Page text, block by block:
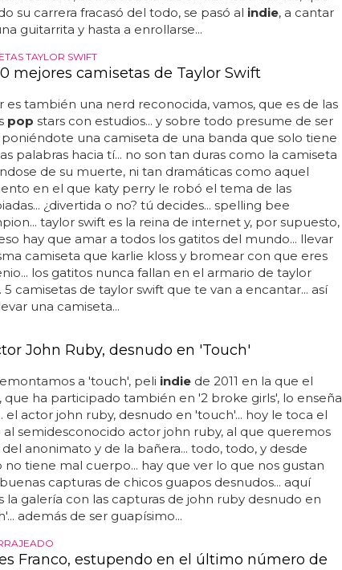
su carrera fracasó del todo, se pasó al indie, a cantar
guitarrita y hasta a enrollarse...
TAYLOR SWIFT
mejores camisetas de Taylor Swift
es también una nerd reconocida, vamos, que es de las
pop stars con estudios... y sobre todo presume de ser
una camiseta de una banda que solo tiene
palabras hacia tí... no son tan duras como la camiseta
de su muerte, ni tan dramáticas como aquel
en el que katy perry le robó el tema de las
¿divertida o no? tú decides... spelling bee
taylor swift es la reina de internet y, por supuesto,
hay que amar a todos los gatitos del mundo... llevar
camiseta que karlie kloss y bromear con que eres
los gatitos nunca fallan en el armario de taylor
5 camisetas de taylor swift que te van a encantar... así
una camiseta...
John Ruby, desnudo en 'Touch'
a 'touch', peli indiede 2011 en la que el
que ha participado también en '2 broke girls', lo enseña
el actor john ruby, desnudo en 'touch'... hoy le toca el
semidesconocido actor john ruby, al que queremos
del anonimato y de la bañera... todo, todo, y desde
no tiene mal cuerpo... hay que ver lo que nos gustan
capturas de chicos guapos desnudos... aquí
la galería con las capturas de john ruby desnudo en
además de ser guapísimo...
Franco, estupendo en el último número de